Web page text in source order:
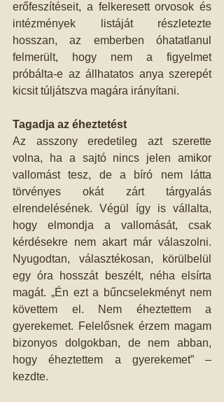
erőfeszítéseit, a felkeresett orvosok és
intézmények listáját részletezte
hosszan, az emberben óhatatlanul
felmerült, hogy nem a figyelmet
próbálta-e az állhatatos anya szerepét
kicsit túljátszva magára irányítani.
Tagadja az éheztetést
Az asszony eredetileg azt szerette
volna, ha a sajtó nincs jelen amikor
vallomást tesz, de a bíró nem látta
törvényes okát zárt tárgyalás
elrendelésének. Végül így is vállalta,
hogy elmondja a vallomását, csak
kérdésekre nem akart már válaszolni.
Nyugodtan, választékosan, körülbelül
egy óra hosszát beszélt, néha elsírta
magát. „Én ezt a bűncselekményt nem
követtem el. Nem éheztettem a
gyerekemet. Felelősnek érzem magam
bizonyos dolgokban, de nem abban,
hogy éheztettem a gyerekemet” –
kezdte.